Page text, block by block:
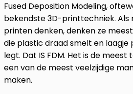
Fused Deposition Modeling,
bekendste 3D-printtechniek. Als
printen denken, denken ze
die plastic draad smelt en laagje
legt. Dat IS FDM. Het is de
een van de meest veelzijdige
maken.